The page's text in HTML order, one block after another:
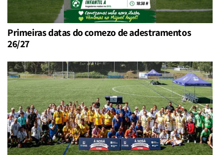
Primeiras datas do comezo de adestramentos
26/27